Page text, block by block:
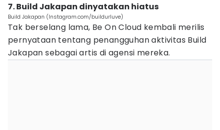
7. Build Jakapan dinyatakan hiatus
Build Jakapan (Instagram.com/buildurluve)
Tak berselang lama, Be On Cloud kembali merilis
pernyataan tentang penangguhan aktivitas Build
Jakapan sebagai artis di agensi mereka.